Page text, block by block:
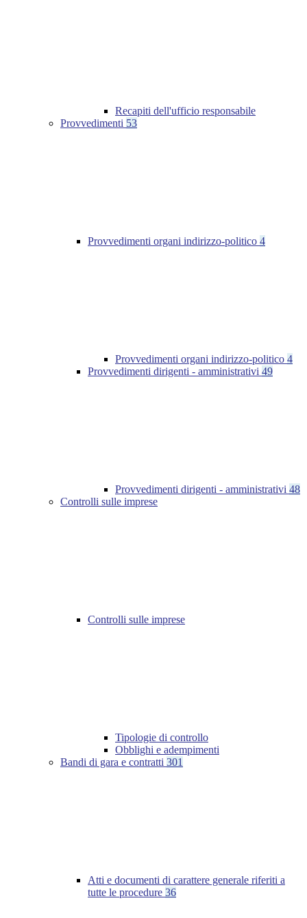
Recapiti dell'ufficio responsabile
Provvedimenti 53
Provvedimenti organi indirizzo-politico 4
Provvedimenti organi indirizzo-politico 4
Provvedimenti dirigenti - amministrativi 49
Provvedimenti dirigenti - amministrativi 48
Controlli sulle imprese
Controlli sulle imprese
Tipologie di controllo
Obblighi e adempimenti
Bandi di gara e contratti 301
Atti e documenti di carattere generale riferiti a
tutte le procedure 36